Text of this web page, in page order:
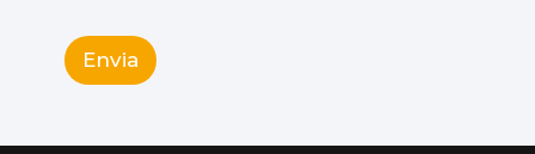
Envia